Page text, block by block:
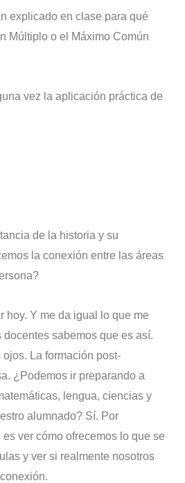
explicado en clase para qué
Múltiplo o el Máximo Común
vez la aplicación práctica de
de la historia y su
la conexión entre las áreas
hoy. Y me da igual lo que me
sabemos que es así.
La formación post-
¿Podemos ir preparando a
lengua, ciencias y
alumnado? Sí. Por
ver cómo ofrecemos lo que se
y ver si realmente nosotros